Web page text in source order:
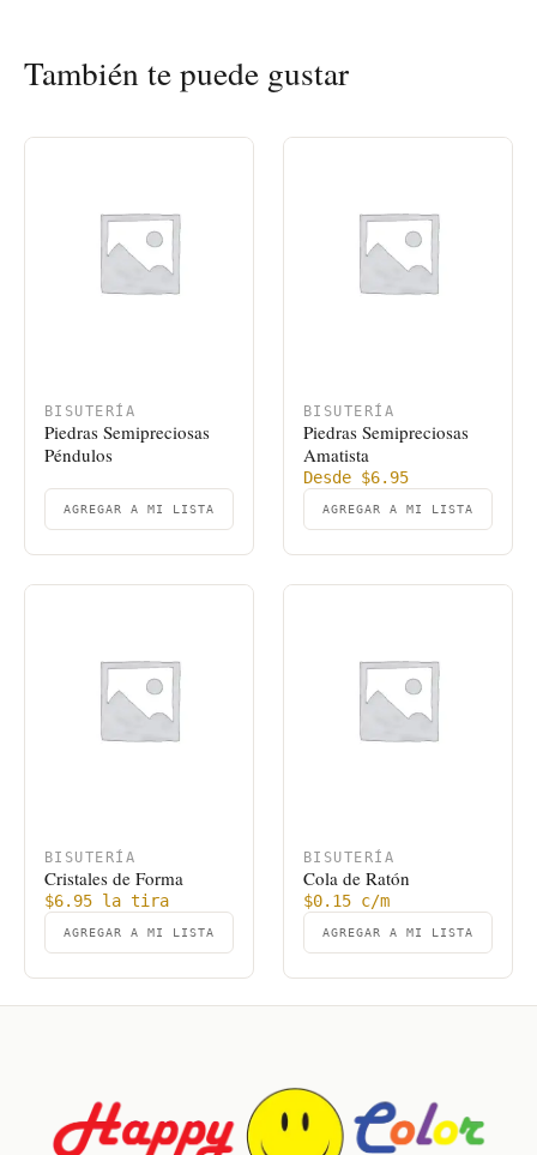
También te puede gustar
BISUTERÍA
Piedras Semipreciosas
Péndulos
AGREGAR A MI LISTA
BISUTERÍA
Piedras Semipreciosas
Amatista
Desde $6.95
AGREGAR A MI LISTA
BISUTERÍA
Cristales de Forma
$6.95 la tira
AGREGAR A MI LISTA
BISUTERÍA
Cola de Ratón
$0.15 c/m
AGREGAR A MI LISTA